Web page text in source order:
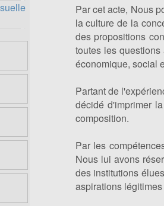
Par cet acte, Nous
la culture de la
des propositions
toutes les
économique, social
Partant de
décidé d'imprimer
composition.
Par les
Nous lui avons
des institutions
aspirations